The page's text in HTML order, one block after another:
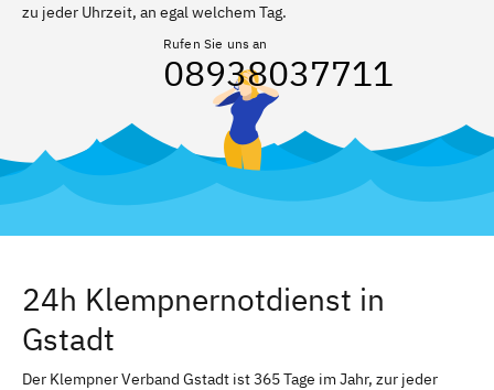
zu jeder Uhrzeit, an egal welchem Tag.
Rufen Sie uns an
08938037711
24h Klempnernotdienst in
Gstadt
Der Klempner Verband Gstadt ist 365 Tage im Jahr, zur jeder